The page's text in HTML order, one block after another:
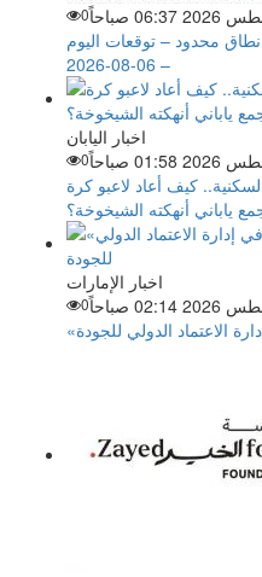
0
محدود – توقعات اليوم
– 06-08-2026
اخبار اليابان
0
كيف أعاد لاعبو كرة
ياباني أنهكته الشيخوخة؟
اخبار الإمارات
0
الاعتماد الدولي للجودة